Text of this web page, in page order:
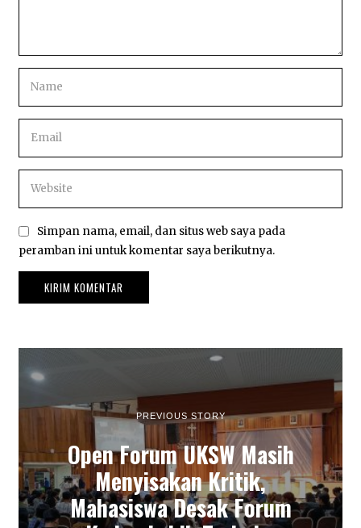
Simpan nama, email, dan situs web saya pada
peramban ini untuk komentar saya berikutnya.
PREVIOUS STORY
Open Forum UKSW Masih
Menyisakan Kritik,
Mahasiswa Desak Forum